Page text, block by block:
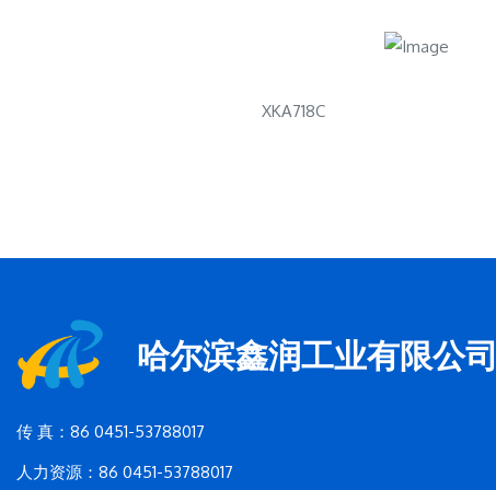
XKA718C
哈尔滨鑫润工业有限公司
传 真：86 0451-53788017
人力资源：86 0451-53788017